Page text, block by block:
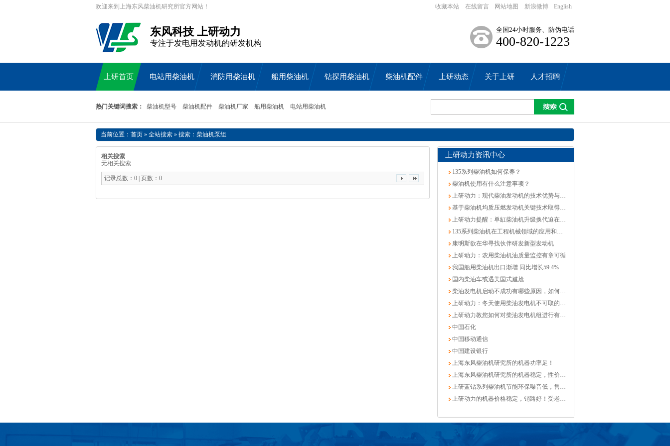
欢迎来到上海东风柴油机研究所官方网站！ 收藏本站 在线留言 网站地图 新浪微博 English
东风科技 上研动力
专注于发电用发动机的研发机构
全国24小时服务、防伪电话
400-820-1223
上研首页 电站用柴油机 消防用柴油机 船用柴油机 钻探用柴油机 柴油机配件 上研动态 关于上研 人才招聘
热门关键词搜索： 柴油机型号 柴油机配件 柴油机厂家 船用柴油机 电站用柴油机
当前位置： 首页 » 全站搜索 » 搜索：柴油机泵组
相关搜索
无相关搜索
记录总数：0 | 页数：0
上研动力资讯中心
135系列柴油机如何保养？
柴油机使用有什么注意事项？
上研动力：现代柴油发动机的技术优势与制约处
基于柴油机均质压燃发动机关键技术取得重要突破
上研动力提醒：单缸柴油机升级换代迫在眉睫
135系列柴油机在工程机械领域的应用和发展
康明斯欲在华寻找伙伴研发新型发动机
上研动力：农用柴油机油质量监控有章可循
我国船用柴油机出口渐增 同比增长59.4%
国内柴油车或遇美国式尴尬
柴油发电机启动不成功有哪些原因，如何应对？
上研动力：冬天使用柴油发电机不可取的方法
上研动力教您如何对柴油发电机组进行有效管理
中国石化
中国移动通信
中国建设银行
上海东风柴油机研究所的机器功率足！
上海东风柴油机研究所的机器稳定，性价比高！
上研蓝钻系列柴油机节能环保噪音低，售后有保障！
上研动力的机器价格稳定，销路好！受老外称赞！